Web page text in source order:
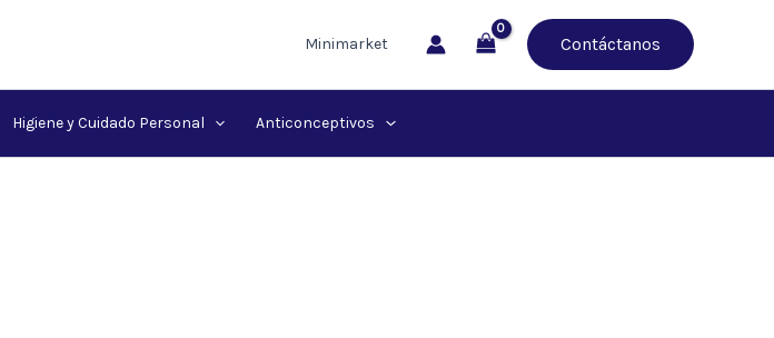
Minimarket Contáctanos
Higiene y Cuidado Personal Anticonceptivos